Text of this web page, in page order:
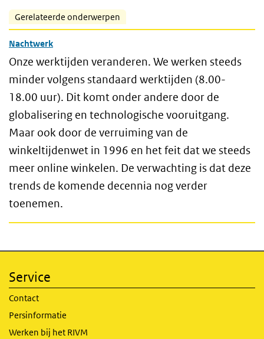
Gerelateerde onderwerpen
Nachtwerk
Onze werktijden veranderen. We werken steeds
minder volgens standaard werktijden (8.00-
18.00 uur). Dit komt onder andere door de
globalisering en technologische vooruitgang.
Maar ook door de verruiming van de
winkeltijdenwet in 1996 en het feit dat we steeds
meer online winkelen. De verwachting is dat deze
trends de komende decennia nog verder
toenemen.
Service
Contact
Persinformatie
Werken bij het RIVM